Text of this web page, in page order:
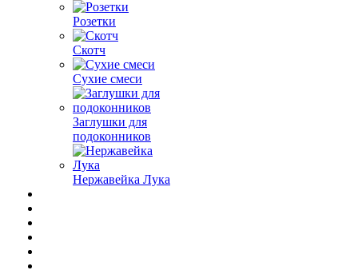
Розетки
Скотч
Сухие смеси
Заглушки для
подоконников
Нержавейка Лука